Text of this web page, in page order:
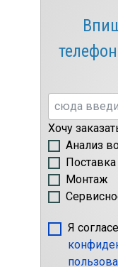
Хочу
Анализ
Монтаж
Я